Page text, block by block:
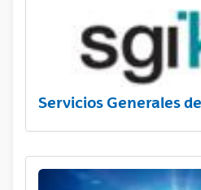
Servicios Generales